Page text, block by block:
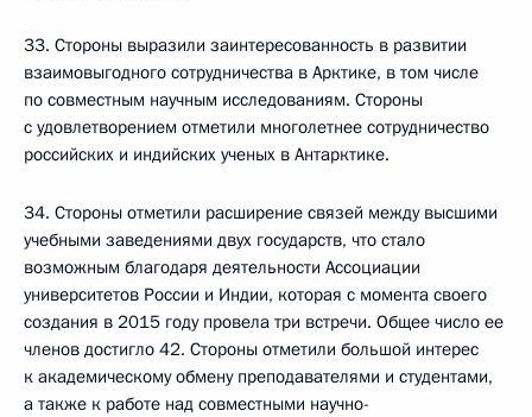
33. Стороны выразили заинтересованность в развитии
взаимовыгодного сотрудничества в Арктике, в том числе
по совместным научным исследованиям. Стороны
с удовлетворением отметили многолетнее сотрудничество
российских и индийских ученых в Антарктике.
34. Стороны отметили расширение связей между высшими
учебными заведениями двух государств, что стало
возможным благодаря деятельности Ассоциации
университетов России и Индии, которая с момента своего
создания в 2015 году провела три встречи. Общее число ее
членов достигло 42. Стороны отметили большой интерес
к академическому обмену преподавателями и студентами,
а также к работе над совместными научно-